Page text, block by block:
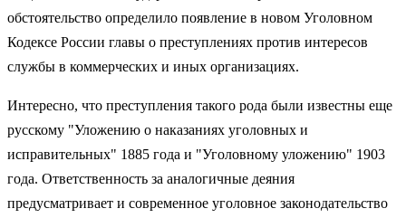
обстоятельство определило появление в новом Уголовном
Кодексе России главы о преступлениях против интересов
службы в коммерческих и иных организациях.
Интересно, что преступления такого рода были известны еще
русскому "Уложению о наказаниях уголовных и
исправительных" 1885 года и "Уголовному уложению" 1903
года. Ответственность за аналогичные деяния
предусматривает и современное уголовное законодательство